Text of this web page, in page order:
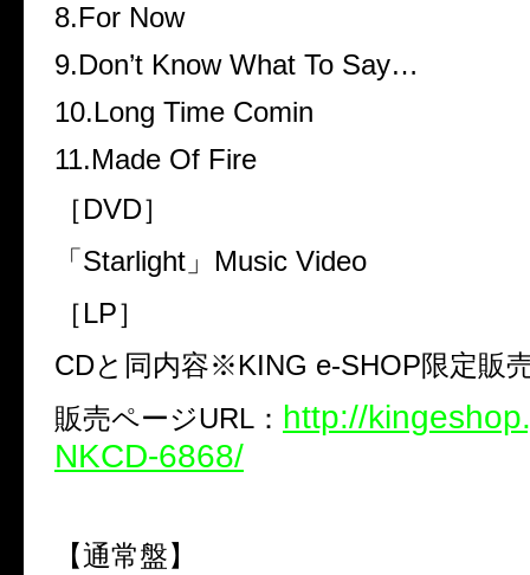
8.For Now
9.Don’t Know What To Say…
10.Long Time Comin
11.Made Of Fire
［DVD］
「 Starlight 」 Music Video
［LP］
CDと同内容※KING e-SHOP限定販
販売ページURL ： http://
NKCD-6868/
【通常盤】